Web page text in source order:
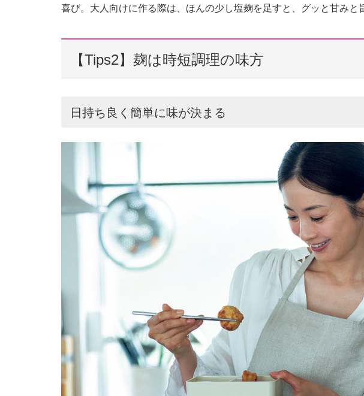
喜び。大人向けに作る際は、ほんの少し塩麹を足すと、グッと甘みと
【Tips2】麹は時短調理の味方
日持ち良く簡単に味が決まる